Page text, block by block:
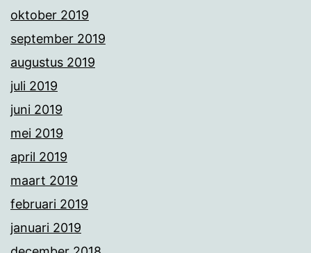
oktober 2019
september 2019
augustus 2019
juli 2019
juni 2019
mei 2019
april 2019
maart 2019
februari 2019
januari 2019